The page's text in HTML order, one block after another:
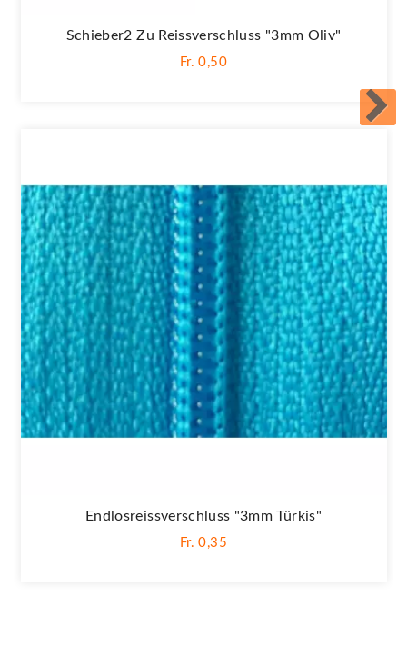
Schieber2 Zu Reissverschluss "3mm Oliv"
Fr. 0,50
Endlosreissverschluss "3mm Türkis"
Fr. 0,35